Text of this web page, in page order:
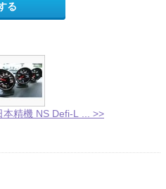
る
本精機 NS Defi-L ... >>